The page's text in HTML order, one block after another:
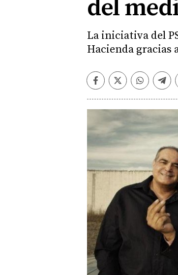
del
La iniciativa del
Hacienda gracias
Facebook
Twitter